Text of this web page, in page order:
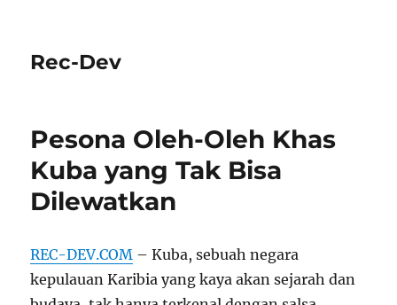
Rec-Dev
Pesona Oleh-Oleh Khas
Kuba yang Tak Bisa
Dilewatkan
REC-DEV.COM – Kuba, sebuah negara
kepulauan Karibia yang kaya akan sejarah dan